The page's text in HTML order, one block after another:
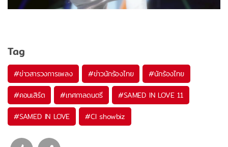
Tag
#ข่าวสารวงการเพลง #ข่าวนักร้องไทย #นักร้องไทย
#คอนเสิร์ต #เทศกาลดนตรี #SAMED IN LOVE 11
#SAMED IN LOVE #CI showbiz